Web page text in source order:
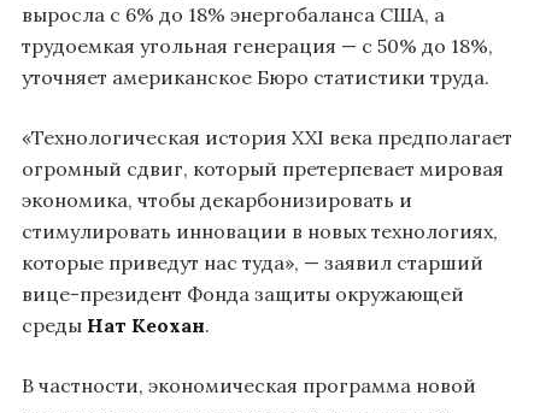
выросла с 6% до 18% энергобаланса США, а
трудоемкая угольная генерация — с 50% до 18%,
уточняет американское Бюро статистики труда.
«Технологическая история XXI века предполагает
огромный сдвиг, который претерпевает мировая
экономика, чтобы декарбонизировать и
стимулировать инновации в новых технологиях,
которые приведут нас туда», — заявил старший
вице-президент Фонда защиты окружающей
среды Нат Кеохан.
В частности, экономическая программа новой